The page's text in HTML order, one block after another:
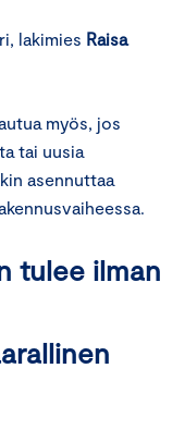
lakimies Raisa
myös, jos
tai uusia
asennuttaa
tulee ilman